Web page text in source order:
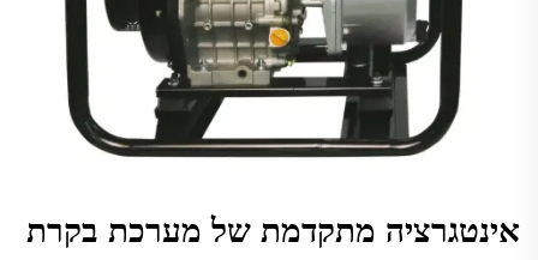
אינטגרציה מתקדמת של מערכת בקרת